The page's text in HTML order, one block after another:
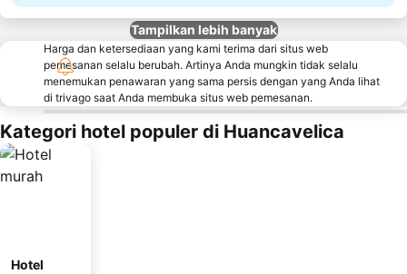
Tampilkan lebih banyak
Harga dan ketersediaan yang kami terima dari situs web
pemesanan selalu berubah. Artinya Anda mungkin tidak selalu
menemukan penawaran yang sama persis dengan yang Anda lihat
di trivago saat Anda membuka situs web pemesanan.
Kategori hotel populer di Huancavelica
Hotel